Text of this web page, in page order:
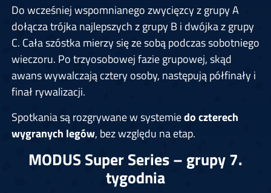
Do wcześniej wspomnianego zwycięzcy z grupy A
dołącza trójka najlepszych z grupy B i dwójka z grupy
C. Cała szóstka mierzy się ze sobą podczas sobotniego
wieczoru. Po trzyosobowej fazie grupowej, skąd
awans wywalczają cztery osoby, następują półfinały i
finał rywalizacji.
Spotkania są rozgrywane w systemiedo czterech
wygranych legów, bez względu na etap.
MODUS Super Series – grupy 7.
tygodnia